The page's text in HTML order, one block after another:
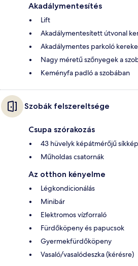
Akadálymentesítés
Lift
Akadálymentesített útvonal
Akadálymentes parkoló
Nagy méretű szőnyegek a
Keményfa padló a szobában
Szobák felszereltsége
Csupa szórakozás
43 hüvelyk képátmérőjű
Műholdas csatornák
Az otthon kényelme
Légkondicionálás
Minibár
Elektromos vízforraló
Fürdőköpeny és papucsok
Gyermekfürdőköpeny
Vasaló/vasalódeszka (kérésre)